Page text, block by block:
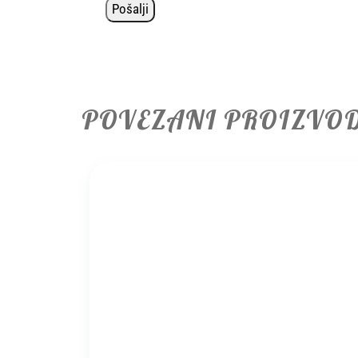
POVEZANI